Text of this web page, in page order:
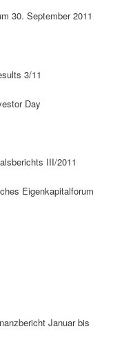
30. September 2011
3/11
Day
III/2011
Eigenkapitalforum
Januar bis